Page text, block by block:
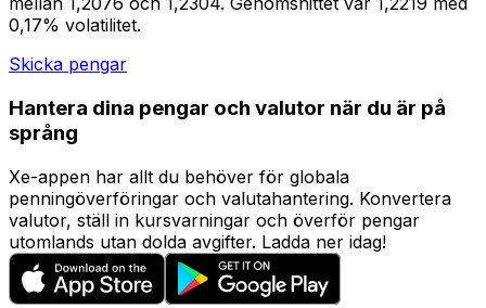
0,17% volatilitet.
Skicka pengar
Hantera dina pengar och valutor när du är på
språng
Xe-appen har allt du behöver för globala
penningöverföringar och valutahantering. Konvertera
valutor, ställ in kursvarningar och överför pengar
utomlands utan dolda avgifter. Ladda ner idag!